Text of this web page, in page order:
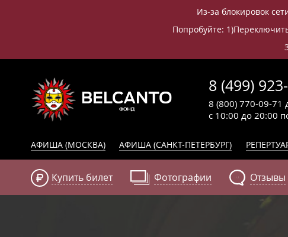
Из-за блокировок
Попробуйте:
8 (499)
с 10:00 до 20:00
8 (800) 770-09-71
АФИША (МОСКВА) АФИША (САНКТ-ПЕТЕРБУРГ)
Купить билет Фотографии Отзывы